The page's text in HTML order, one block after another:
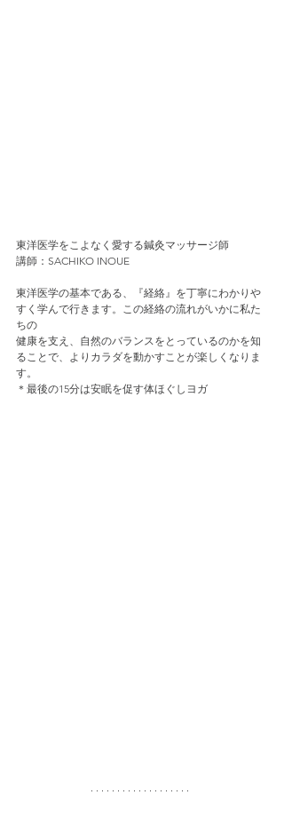
東洋医学をこよなく愛する鍼灸マッサージ師
講師：SACHIKO INOUE
東洋医学の基本である、『経絡』を丁寧にわかりや
すく学んで行きます。この経絡の流れがいかに私た
ちの
健康を支え、自然のバランスをとっているのかを知
ることで、よりカラダを動かすことが楽しくなりま
す。
＊最後の15分は安眠を促す体ほぐしヨガ